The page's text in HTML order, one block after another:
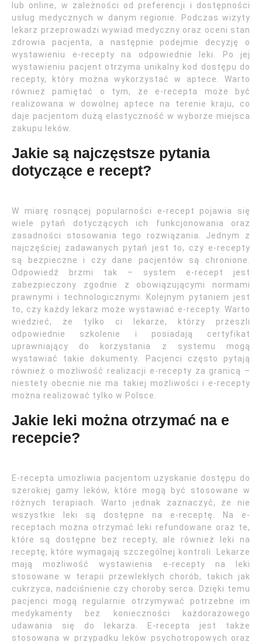
lub online, w zależności od preferencji i dostępności
usług medycznych w danym regionie. Podczas wizyty
lekarz przeprowadzi wywiad medyczny oraz oceni stan
zdrowia pacjenta, a następnie podejmie decyzję o
wystawieniu e-recepty na odpowiednie leki. Po jej
wystawieniu pacjent otrzyma unikalny kod dostępu do
recepty, który można wykorzystać w aptece. Warto
również pamiętać o tym, że e-recepta może być
realizowana w dowolnej aptece na terenie kraju, co
daje pacjentom dużą elastyczność w wyborze miejsca
zakupu leków.
Jakie są najczęstsze pytania
dotyczące e recept?
W miarę rosnącej popularności e-recept pojawia się
wiele pytań dotyczących ich funkcjonowania oraz
zasadności stosowania tego rozwiązania. Jednym z
najczęściej zadawanych pytań jest to, czy e-recepty
są bezpieczne i czy dane pacjentów są chronione.
Odpowiedź brzmi tak – system e-recept jest
zabezpieczony zgodnie z obowiązującymi normami
prawnymi i technologicznymi. Kolejnym pytaniem jest
to, czy każdy lekarz może wystawiać e-recepty. Warto
wiedzieć, że tylko ci lekarze, którzy przeszli
odpowiednie szkolenie i posiadają certyfikat
uprawniający do korzystania z systemu mogą
wystawiać takie dokumenty. Pacjenci często pytają
również o możliwość realizacji e-recepty za granicą –
niestety obecnie nie ma takiej możliwości i e-recepty
można realizować tylko w Polsce.
Jakie leki można otrzymać na e
recepcie?
E-recepta umożliwia pacjentom uzyskanie dostępu do
szerokiej gamy leków, które mogą być stosowane w
różnych terapiach. Warto jednak zaznaczyć, że nie
wszystkie leki są dostępne na e-receptę. Na e-
receptach można otrzymać leki refundowane oraz te,
które są dostępne bez recepty, ale również leki na
receptę, które wymagają szczególnej kontroli. Lekarze
mają możliwość wystawienia e-recepty na leki
stosowane w terapii przewlekłych chorób, takich jak
cukrzyca, nadciśnienie czy choroby serca. Dzięki temu
pacjenci mogą regularnie otrzymywać potrzebne im
medykamenty bez konieczności każdorazowego
udawania się do lekarza. E-recepta jest także
stosowana w przypadku leków psychotropowych oraz